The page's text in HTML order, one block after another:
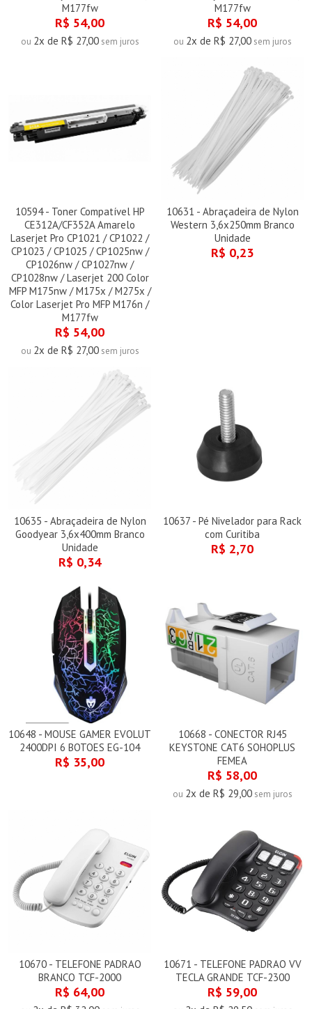
M177fw
R$ 54,00
ou 2x de R$ 27,00sem juros
M177fw
R$ 54,00
ou 2x de R$ 27,00sem juros
10594 - Toner Compatível HP
CE312A/CF352A Amarelo
Laserjet Pro CP1021 / CP1022 /
CP1023 / CP1025 / CP1025nw /
CP1026nw / CP1027nw /
CP1028nw / Laserjet 200 Color
MFP M175nw / M175x / M275x /
Color Laserjet Pro MFP M176n /
M177fw
R$ 54,00
ou 2x de R$ 27,00sem juros
10631 - Abraçadeira de Nylon
Western 3,6x250mm Branco
Unidade
R$ 0,23
10635 - Abraçadeira de Nylon
Goodyear 3,6x400mm Branco
Unidade
R$ 0,34
10637 - Pé Nivelador para Rack
com Curitiba
R$ 2,70
10648 - MOUSE GAMER EVOLUT
2400DPI 6 BOTOES EG-104
R$ 35,00
10668 - CONECTOR RJ45
KEYSTONE CAT6 SOHOPLUS
FEMEA
R$ 58,00
ou 2x de R$ 29,00sem juros
10670 - TELEFONE PADRAO
BRANCO TCF-2000
R$ 64,00
10671 - TELEFONE PADRAO VV
TECLA GRANDE TCF-2300
R$ 59,00